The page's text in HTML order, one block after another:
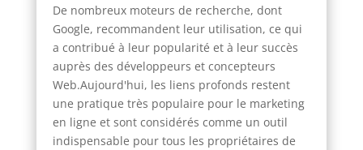
De nombreux moteurs de recherche, dont
Google, recommandent leur utilisation, ce qui
a contribué à leur popularité et à leur succès
auprès des développeurs et concepteurs
Web.Aujourd'hui, les liens profonds restent
une pratique très populaire pour le marketing
en ligne et sont considérés comme un outil
indispensable pour tous les propriétaires de